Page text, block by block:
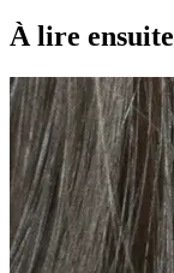
À lire ensuite